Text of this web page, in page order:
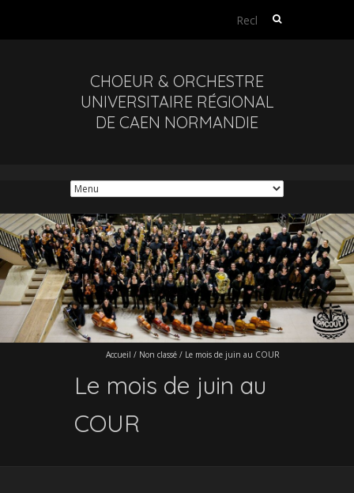
Rechercher :
CHOEUR & ORCHESTRE
UNIVERSITAIRE RÉGIONAL
DE CAEN NORMANDIE
Accueil / Non classé / Le mois de juin au COUR
Le mois de juin au
COUR